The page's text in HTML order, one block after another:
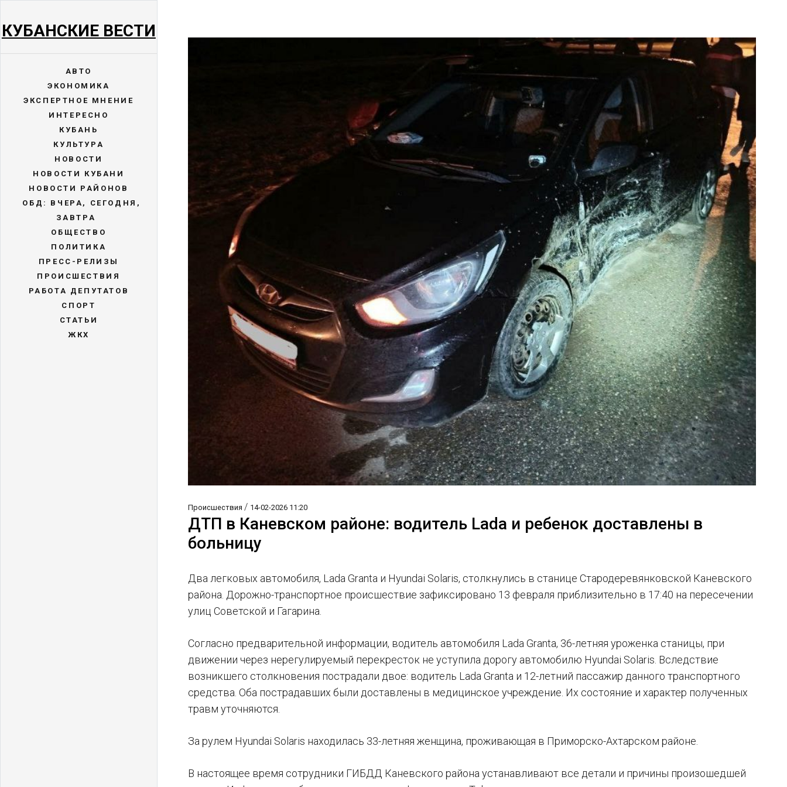
КУБАНСКИЕ ВЕСТИ
АВТО
ЭКОНОМИКА
ЭКСПЕРТНОЕ МНЕНИЕ
ИНТЕРЕСНО
КУБАНЬ
КУЛЬТУРА
НОВОСТИ
НОВОСТИ КУБАНИ
НОВОСТИ РАЙОНОВ
ОБД: ВЧЕРА, СЕГОДНЯ,
ЗАВТРА
ОБЩЕСТВО
ПОЛИТИКА
ПРЕСС-РЕЛИЗЫ
ПРОИСШЕСТВИЯ
РАБОТА ДЕПУТАТОВ
СПОРТ
СТАТЬИ
ЖКХ
Происшествия/ 14-02-2026 11:20
ДТП в Каневском районе: водитель Lada и ребенок доставлены в
больницу
Два легковых автомобиля, Lada Granta и Hyundai Solaris, столкнулись в станице Стародеревянковской Каневского
района. Дорожно-транспортное происшествие зафиксировано 13 февраля приблизительно в 17:40 на пересечении
улиц Советской и Гагарина.
Согласно предварительной информации, водитель автомобиля Lada Granta, 36-летняя уроженка станицы, при
движении через нерегулируемый перекресток не уступила дорогу автомобилю Hyundai Solaris. Вследствие
возникшего столкновения пострадали двое: водитель Lada Granta и 12-летний пассажир данного транспортного
средства. Оба пострадавших были доставлены в медицинское учреждение. Их состояние и характер полученных
травм уточняются.
За рулем Hyundai Solaris находилась 33-летняя женщина, проживающая в Приморско-Ахтарском районе.
В настоящее время сотрудники ГИБДД Каневского района устанавливают все детали и причины произошедшей